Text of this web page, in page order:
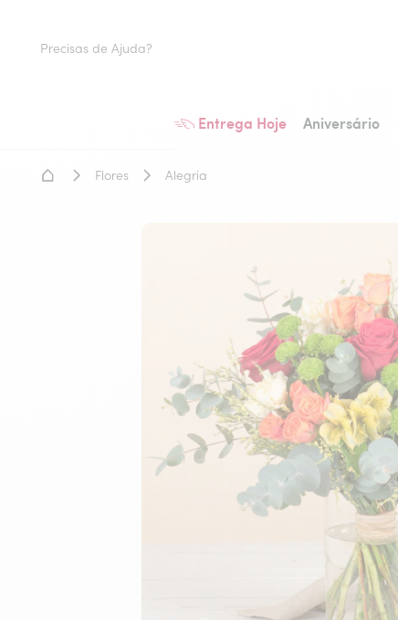
Entrega Hoje Aniversário
Precisas de Ajuda?
Home - Entrega de flores
Flores Alegria